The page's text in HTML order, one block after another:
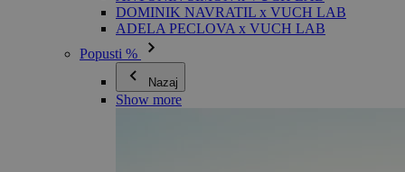
DOMINIK NAVRATIL x VUCH LAB
ADELA PECLOVA x VUCH LAB
Popusti %
Nazaj
Show more